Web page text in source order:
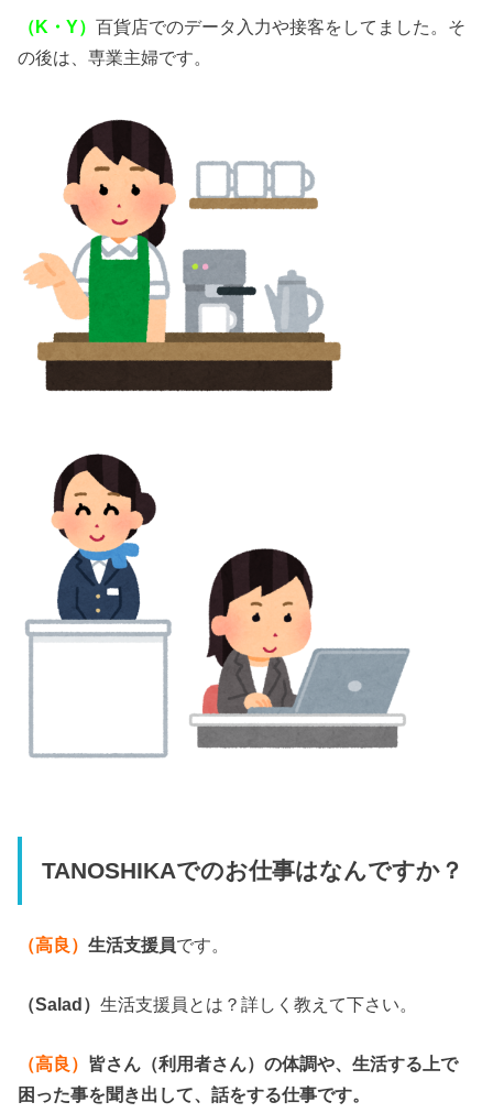
（K・Y）百貨店でのデータ入力や接客をしてました。そ
の後は、専業主婦です。
TANOSHIKAでのお仕事はなんですか？
（高良）生活支援員です。
（Salad）生活支援員とは？詳しく教えて下さい。
（高良） 皆さん（利用者さん）の体調や、生活する上で
困った事を聞き出して、話をする仕事です。